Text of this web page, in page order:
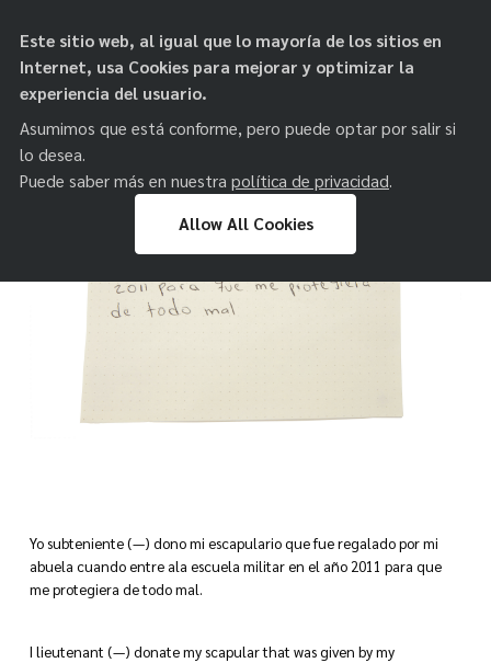
paz
Yo subteniente (—) dono mi escapulario que fue regalado por mi
abuela cuando entre ala escuela militar en el año 2011 para que
me protegiera de todo mal.
I lieutenant (—) donate my scapular that was given by my
Este sitio web, al igual que lo mayoría de los sitios en
Internet, usa Cookies para mejorar y optimizar la
experiencia del usuario.
Asumimos que está conforme, pero puede optar por salir si
lo desea.
Puede saber más en nuestra política de privacidad.
Allow All Cookies